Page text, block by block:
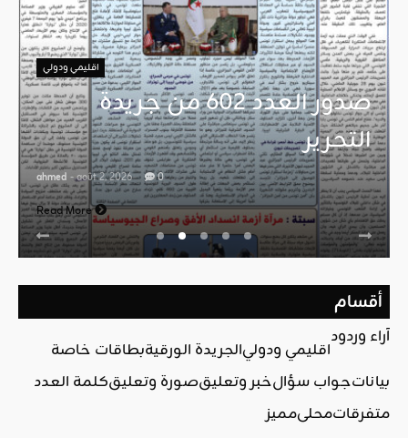
اقليمي ودولي
صدور العدد 602 من جريدة
التحرير
ahmed - août 2, 2026 0
Read More
أقسام
آراء وردود
اقليمي ودوليالجريدة الورقيةبطاقات خاصة
بياناتجواب سؤالخبر وتعليقصورة وتعليقكلمة العدد
متفرقاتمحليمميز